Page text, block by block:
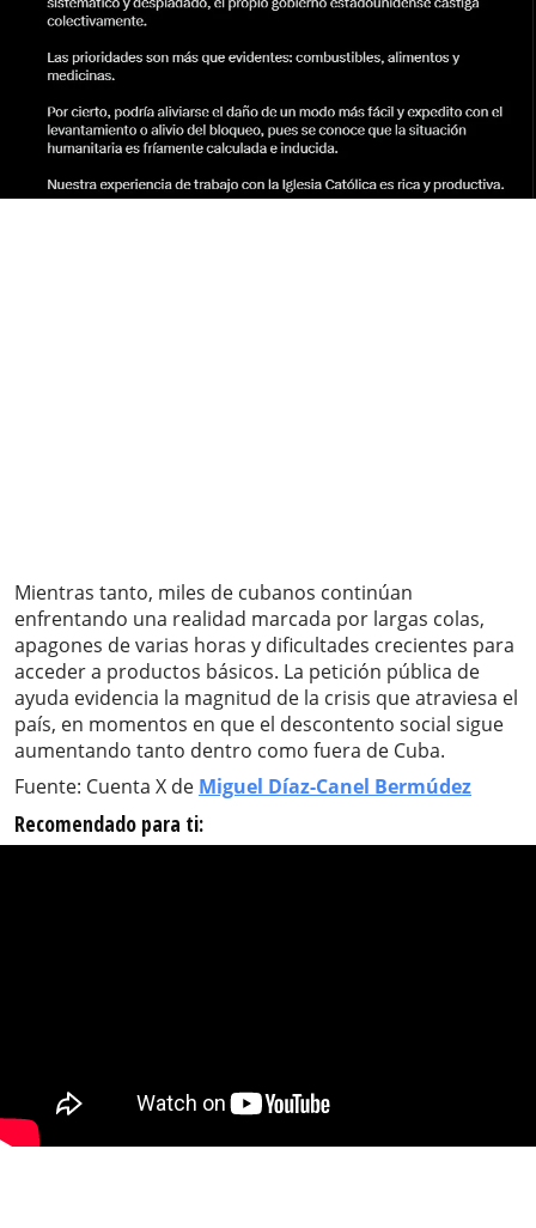
Mientras tanto, miles de cubanos continúan
enfrentando una realidad marcada por largas colas,
apagones de varias horas y dificultades crecientes para
acceder a productos básicos. La petición pública de
ayuda evidencia la magnitud de la crisis que atraviesa el
país, en momentos en que el descontento social sigue
aumentando tanto dentro como fuera de Cuba.
Fuente: Cuenta X de Miguel Díaz-Canel Bermúdez
Recomendado para ti: